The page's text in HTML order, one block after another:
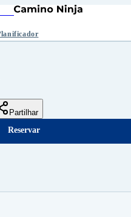
Partilhar
Reservar